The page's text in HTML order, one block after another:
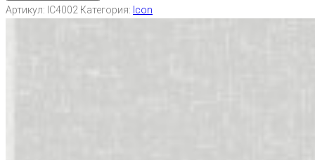
Артикул: IC4002 Категория: Icon